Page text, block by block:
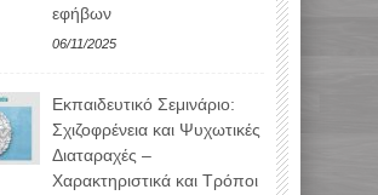
εφήβων
06/11/2025
Εκπαιδευτικό Σεμινάριο:
Σχιζοφρένεια και Ψυχωτικές
Διαταραχές –
Χαρακτηριστικά και Τρόποι